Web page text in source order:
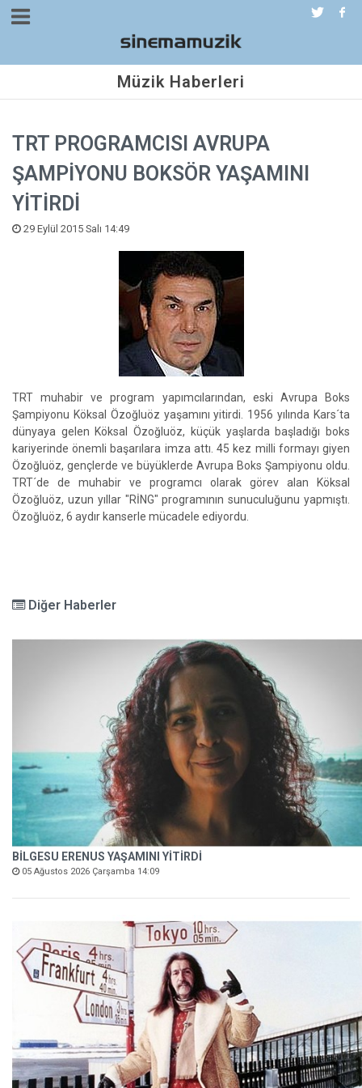
Müzik Haberleri
TRT PROGRAMCISI AVRUPA
ŞAMPİYONU BOKSÖR YAŞAMINI
YİTİRDİ
29 Eylül 2015 Salı 14:49
TRT muhabir ve program yapımcılarından, eski Avrupa Boks
Şampiyonu Köksal Özoğluöz yaşamını yitirdi. 1956 yılında Kars´ta
dünyaya gelen Köksal Özoğluöz, küçük yaşlarda başladığı boks
kariyerinde önemli başarılara imza attı. 45 kez milli formayı giyen
Özoğluöz, gençlerde ve büyüklerde Avrupa Boks Şampiyonu oldu.
TRT´de de muhabir ve programcı olarak görev alan Köksal
Özoğluöz, uzun yıllar "RİNG" programının sunuculuğunu yapmıştı.
Özoğluöz, 6 aydır kanserle mücadele ediyordu.
Diğer Haberler
BİLGESU ERENUS YAŞAMINI YİTİRDİ
05 Ağustos 2026 Çarşamba 14:09